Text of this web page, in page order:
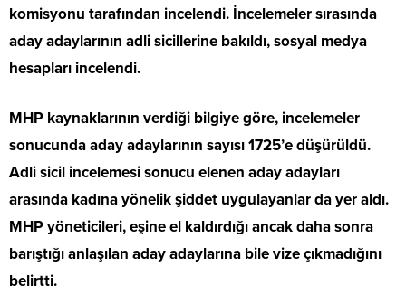
komisyonu tarafından incelendi. İncelemeler sırasında
aday adaylarının adli sicillerine bakıldı, sosyal medya
hesapları incelendi.
MHP kaynaklarının verdiği bilgiye göre, incelemeler
sonucunda aday adaylarının sayısı 1725’e düşürüldü.
Adli sicil incelemesi sonucu elenen aday adayları
arasında kadına yönelik şiddet uygulayanlar da yer aldı.
MHP yöneticileri, eşine el kaldırdığı ancak daha sonra
barıştığı anlaşılan aday adaylarına bile vize çıkmadığını
belirtti.